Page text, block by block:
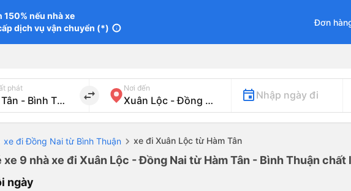
150% nếu nhà xe
dịch vụ vận chuyển (*) info
Đơn
phát
import_export
Nơi đến
Nhập ngày đi
xe đi Đồng Nai từ Bình Thuận xe đi Xuân Lộc từ Hàm Tân
xe 9 nhà xe đi Xuân Lộc - Đồng Nai từ Hàm Tân - Bình Thuận
ngày